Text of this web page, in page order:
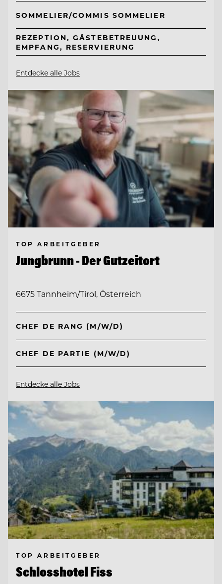
SOMMELIER/COMMIS SOMMELIER
REZEPTION, GÄSTEBETREUUNG,
EMPFANG, RESERVIERUNG
Entdecke alle Jobs
TOP ARBEITGEBER
Jungbrunn - Der Gutzeitort
6675 Tannheim/Tirol, Österreich
CHEF DE RANG (M/W/D)
CHEF DE PARTIE (M/W/D)
Entdecke alle Jobs
TOP ARBEITGEBER
Schlosshotel Fiss